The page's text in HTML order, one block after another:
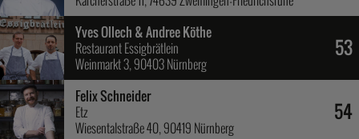
53
Yves Ollech & Andree Köthe
Restaurant Essigbrätlein
Weinmarkt 3, 90403 Nürnberg
54
Felix Schneider
Etz
Wiesentalstraße 40, 90419 Nürnberg